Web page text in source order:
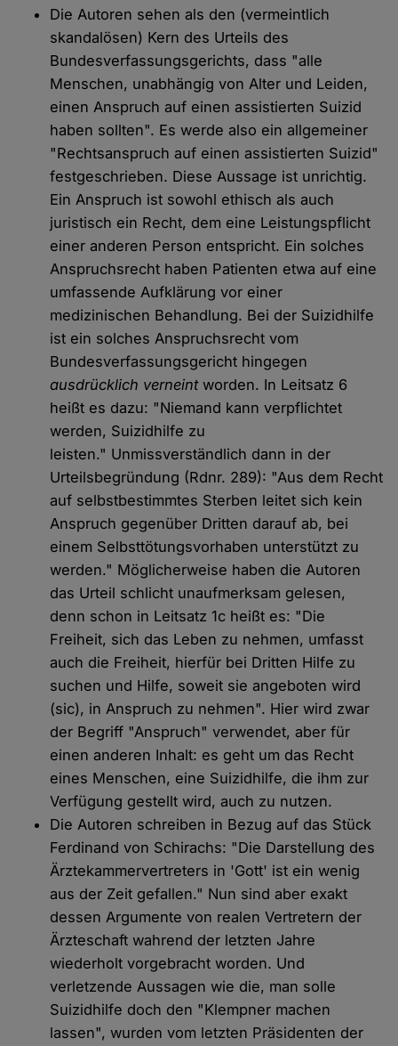
Die Autoren sehen als den (vermeintlich
skandalösen) Kern des Urteils des
Bundesverfassungsgerichts, dass "alle
Menschen, unabhängig von Alter und Leiden,
einen Anspruch auf einen assistierten Suizid
haben sollten". Es werde also ein allgemeiner
"Rechtsanspruch auf einen assistierten Suizid"
festgeschrieben. Diese Aussage ist unrichtig.
Ein Anspruch ist sowohl ethisch als auch
juristisch ein Recht, dem eine Leistungspflicht
einer anderen Person entspricht. Ein solches
Anspruchsrecht haben Patienten etwa auf eine
umfassende Aufklärung vor einer
medizinischen Behandlung. Bei der Suizidhilfe
ist ein solches Anspruchsrecht vom
Bundesverfassungsgericht hingegen
ausdrücklich verneintworden. In Leitsatz 6
heißt es dazu: "Niemand kann verpflichtet
werden, Suizidhilfe zu
leisten." Unmissverständlich dann in der
Urteilsbegründung (Rdnr. 289): "Aus dem Recht
auf selbstbestimmtes Sterben leitet sich kein
Anspruch gegenüber Dritten darauf ab, bei
einem Selbsttötungsvorhaben unterstützt zu
werden." Möglicherweise haben die Autoren
das Urteil schlicht unaufmerksam gelesen,
denn schon in Leitsatz 1c heißt es: "Die
Freiheit, sich das Leben zu nehmen, umfasst
auch die Freiheit, hierfür bei Dritten Hilfe zu
suchen und Hilfe, soweit sie angeboten wird
(sic), in Anspruch zu nehmen". Hier wird zwar
der Begriff "Anspruch" verwendet, aber für
einen anderen Inhalt: es geht um das Recht
eines Menschen, eine Suizidhilfe, die ihm zur
Verfügung gestellt wird, auch zu nutzen.
Die Autoren schreiben in Bezug auf das Stück
Ferdinand von Schirachs: "Die Darstellung des
Ärztekammervertreters in 'Gott' ist ein wenig
aus der Zeit gefallen." Nun sind aber exakt
dessen Argumente von realen Vertretern der
Ärzteschaft wahrend der letzten Jahre
wiederholt vorgebracht worden. Und
verletzende Aussagen wie die, man solle
Suizidhilfe doch den "Klempner machen
lassen", wurden vom letzten Präsidenten der